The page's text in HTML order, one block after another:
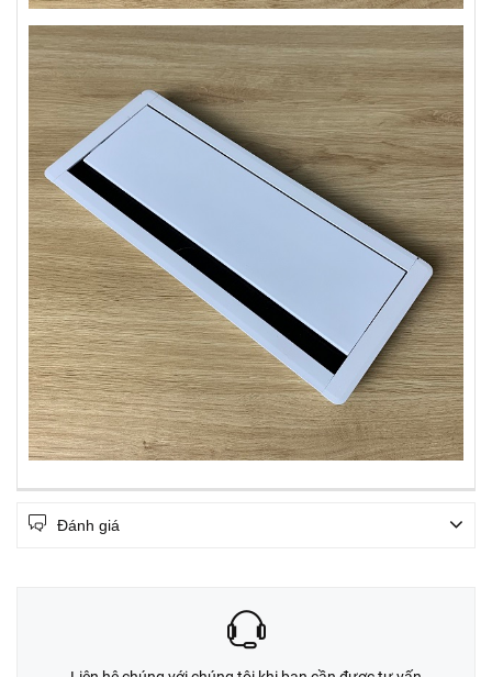
Đánh giá